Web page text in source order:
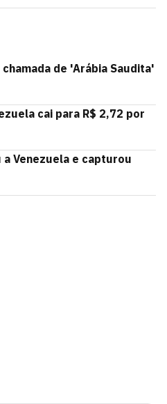
de 'Arábia Saudita'
cai para R$ 2,72 por
Venezuela e capturou